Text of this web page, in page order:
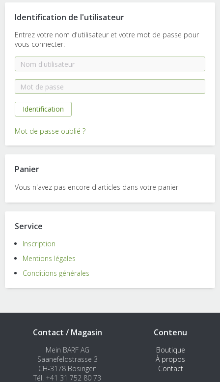
Identification de l'utilisateur
Entrez votre nom d'utilisateur et votre mot de passe pour
vous connecter:
Mot de passe oublié ?
Panier
Vous n'avez pas encore d'articles dans votre panier
Service
Inscription
Mentions légales
Conditions générales
Contact / Magasin
Mein BARF AG
Saanefeldstrasse 3
CH-3178 Bösingen
Tél. +41 31 752 80 73
Contenu
Boutique
À propos
Contact